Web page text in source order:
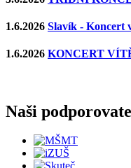
1.6.2026 Slavík - Koncert
1.6.2026 KONCERT
Naši